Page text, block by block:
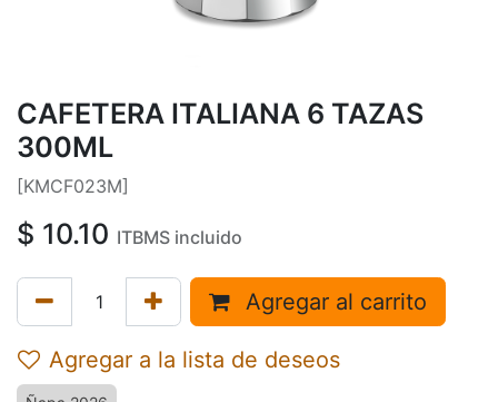
CAFETERA ITALIANA 6 TAZAS
300ML
[KMCF023M]
$ 10.10 ITBMS incluido
Agregar al carrito
Agregar a la lista de deseos